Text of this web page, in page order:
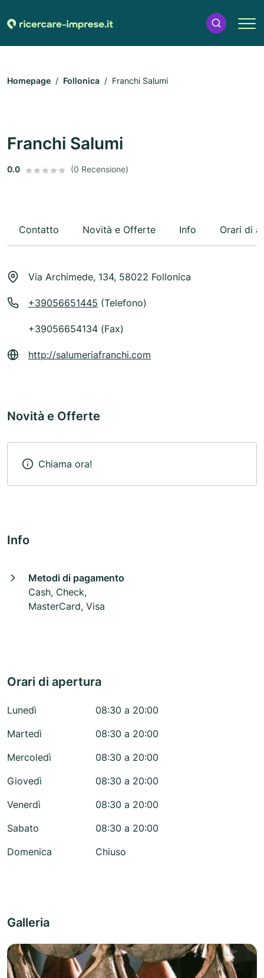
Homepage Follonica Franchi Salumi
Franchi Salumi
0.0 (0 Recensione)
Contatto Novità e Offerte Info Orari di
Via Archimede, 134, 58022 Follonica
+39056651445 (Telefono)
+39056654134 (Fax)
http://salumeriafranchi.com
Novità e Offerte
Chiama ora!
Info
Metodi di pagamento
Cash, Check,
MasterCard, Visa
Orari di apertura
Lunedì
08:30 a 20:00
Martedì
08:30 a 20:00
Mercoledì
08:30 a 20:00
Giovedì
08:30 a 20:00
Venerdì
08:30 a 20:00
Sabato
08:30 a 20:00
Domenica
Chiuso
Galleria